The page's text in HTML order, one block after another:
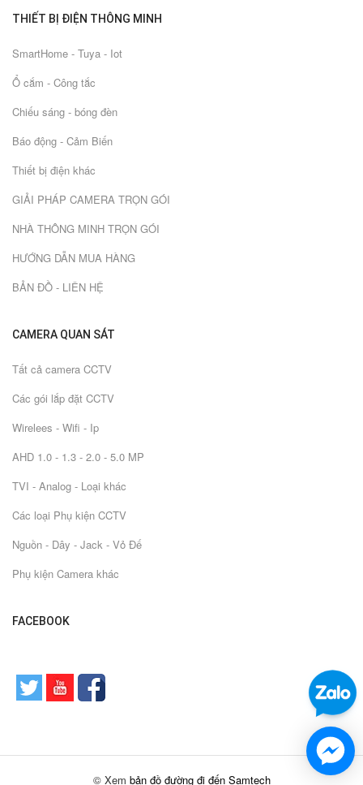
THIẾT BỊ ĐIỆN THÔNG MINH
SmartHome - Tuya - Iot
Ổ cắm - Công tắc
Chiếu sáng - bóng đèn
Báo động - Cảm Biến
Thiết bị điện khác
GIẢI PHÁP CAMERA TRỌN GÓI
NHÀ THÔNG MINH TRỌN GÓI
HƯỚNG DẪN MUA HÀNG
BẢN ĐỒ - LIÊN HỆ
CAMERA QUAN SÁT
Tất cả camera CCTV
Các gói lắp đặt CCTV
Wirelees - Wifi - Ip
AHD 1.0 - 1.3 - 2.0 - 5.0 MP
TVI - Analog - Loại khác
Các loại Phụ kiện CCTV
Nguồn - Dây - Jack - Vỏ Đế
Phụ kiện Camera khác
FACEBOOK
© Xem bản đồ đường đi đến Samtech